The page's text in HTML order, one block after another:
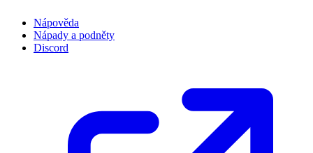
Nápověda
Nápady a podněty
Discord